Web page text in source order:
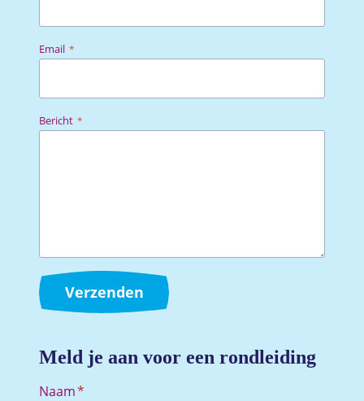
Email *
Bericht *
Verzenden
Meld je aan voor een rondleiding
Naam*